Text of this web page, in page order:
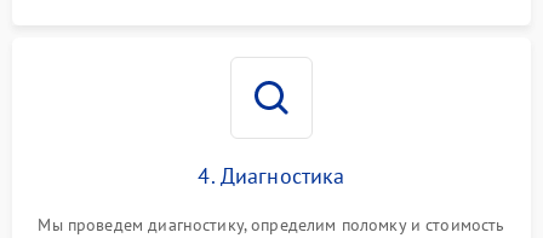
4. Диагностика
Мы проведем диагностику, определим поломку и стоимость